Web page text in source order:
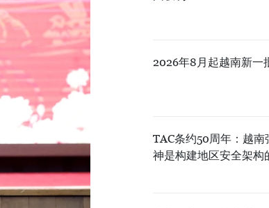
2026年8月起越南新一
TAC条约50周年：越南
神是构建地区安全架构